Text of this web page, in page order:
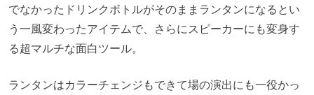
でなかったドリンクボトルがそのままランタンになるとい
う一風変わったアイテムで、さらにスピーカーにも変身す
る超マルチな面白ツール。
ランタンはカラーチェンジもできて場の演出にも一役かっ